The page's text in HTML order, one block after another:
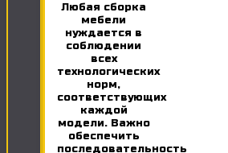
Любая сборка
мебели
нуждается в
соблюдении
всех
технологических
норм,
соответствующих
каждой
модели. Важно
обеспечить
последовательность